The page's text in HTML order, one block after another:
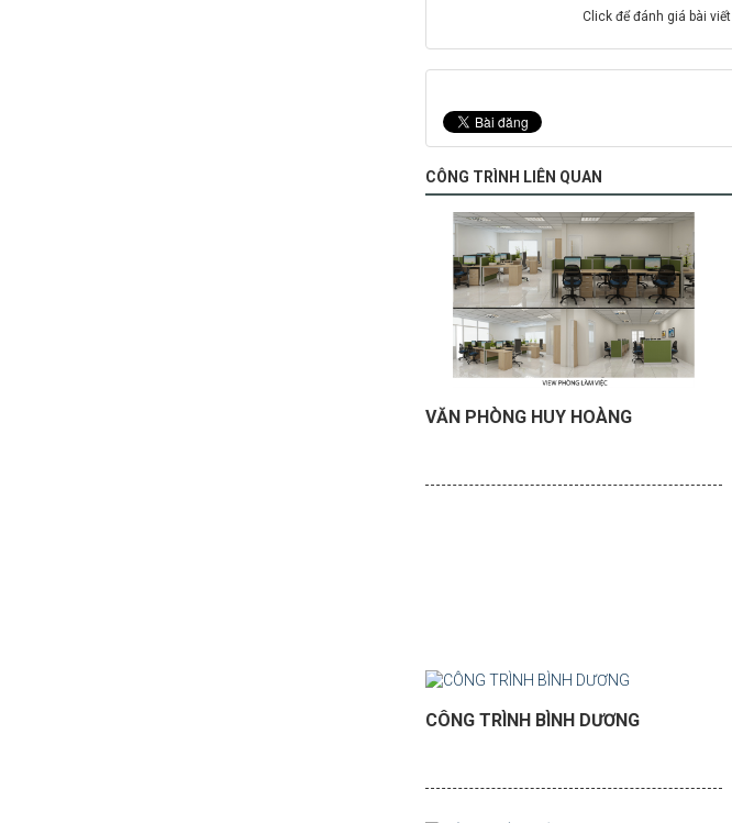
Click để đánh giá bài viết
CÔNG TRÌNH LIÊN QUAN
VĂN PHÒNG HUY HOÀNG
CÔNG TRÌNH BÌNH DƯƠNG